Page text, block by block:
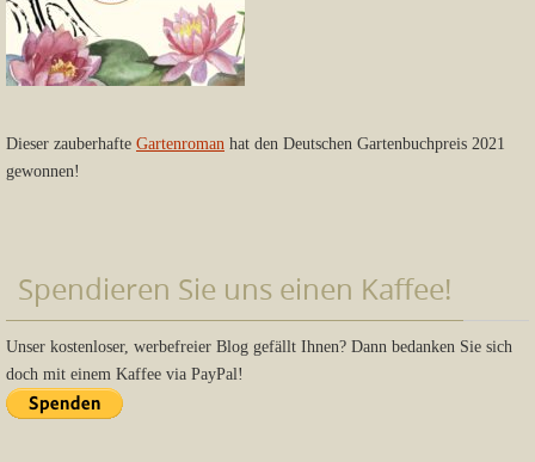
Dieser zauberhafte Gartenroman hat den Deutschen Gartenbuchpreis 2021
gewonnen!
Spendieren Sie uns einen Kaffee!
Unser kostenloser, werbefreier Blog gefällt Ihnen? Dann bedanken Sie sich
doch mit einem Kaffee via PayPal!